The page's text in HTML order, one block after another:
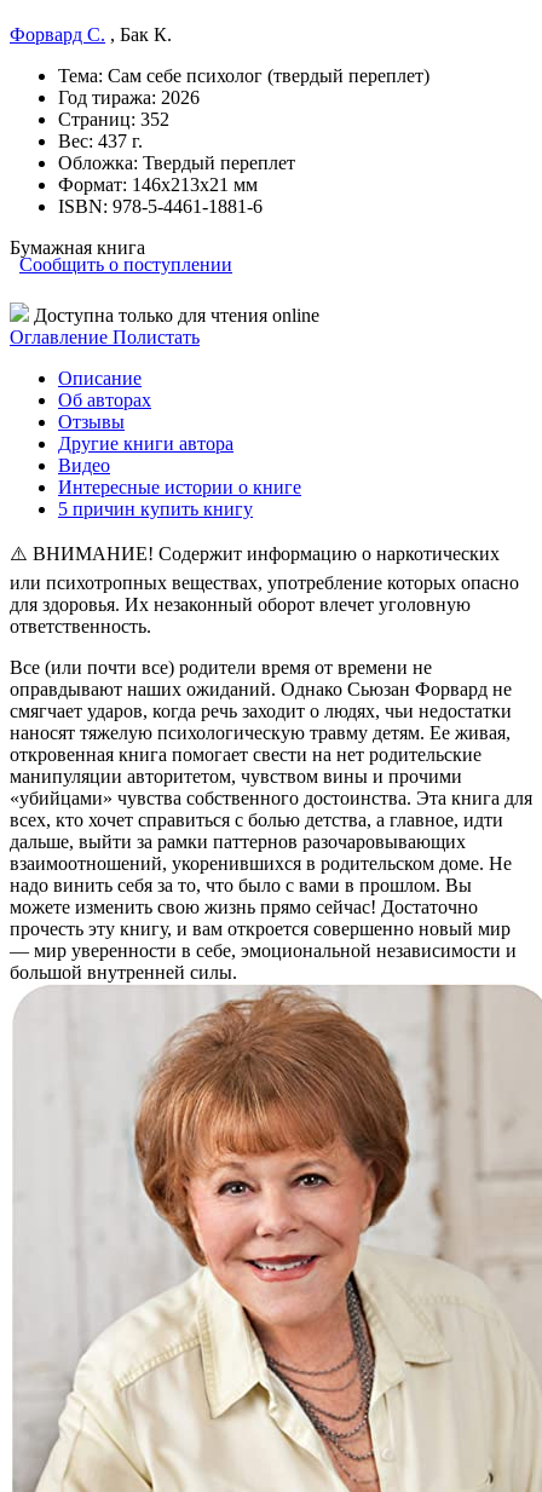
Форвард С. , Бак К.
Тема: Сам себе психолог (твердый переплет)
Год тиража: 2026
Страниц: 352
Вес: 437 г.
Обложка: Твердый переплет
Формат: 146х213х21 мм
ISBN: 978-5-4461-1881-6
Бумажная книга
Сообщить о поступлении
Доступна только для чтения online
Оглавление Полистать
Описание
Об авторах
Отзывы
Другие книги автора
Видео
Интересные истории о книге
5 причин купить книгу
⚠️ ВНИМАНИЕ! Содержит информацию о наркотических
или психотропных веществах, употребление которых опасно
для здоровья. Их незаконный оборот влечет уголовную
ответственность.
Все (или почти все) родители время от времени не
оправдывают наших ожиданий. Однако Сьюзан Форвард не
смягчает ударов, когда речь заходит о людях, чьи недостатки
наносят тяжелую психологическую травму детям. Ее живая,
откровенная книга помогает свести на нет родительские
манипуляции авторитетом, чувством вины и прочими
«убийцами» чувства собственного достоинства. Эта книга для
всех, кто хочет справиться с болью детства, а главное, идти
дальше, выйти за рамки паттернов разочаровывающих
взаимоотношений, укоренившихся в родительском доме. Не
надо винить себя за то, что было с вами в прошлом. Вы
можете изменить свою жизнь прямо сейчас! Достаточно
прочесть эту книгу, и вам откроется совершенно новый мир
— мир уверенности в себе, эмоциональной независимости и
большой внутренней силы.